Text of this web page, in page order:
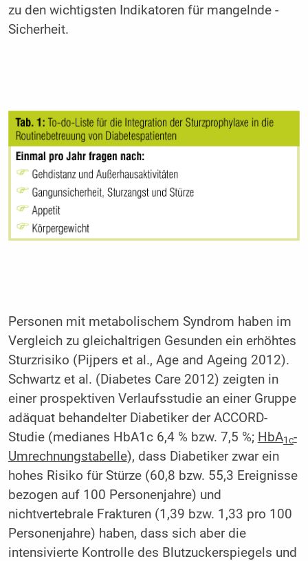
zu den wichtigsten Indikatoren für mangelnde ­
Sicherheit.
Personen mit metabolischem Syndrom haben im
Vergleich zu gleichaltrigen Gesunden ein erhöhtes
Sturzrisiko (Pijpers et al., Age and Ageing 2012).
Schwartz et al. (Diabetes Care 2012) zeigten in
einer prospektiven Verlaufsstudie an einer Gruppe
adäquat behandelter Diabetiker der ACCORD-
Studie (medianes HbA1c 6,4 % bzw. 7,5 %; HbA1c-
Umrechnungstabelle), dass Diabetiker zwar ein
hohes Risiko für Stürze (60,8 bzw. 55,3 Ereignisse
bezogen auf 100 Personenjahre) und
nichtvertebrale Frakturen (1,39 bzw. 1,33 pro 100
Personenjahre) haben, dass sich aber die
intensivierte Kontrolle des Blutzuckerspiegels und